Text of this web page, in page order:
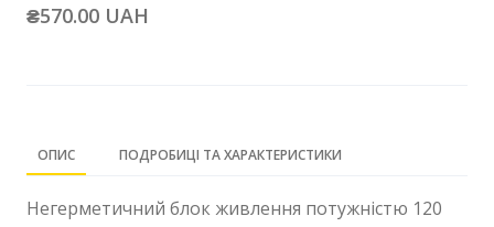
₴570.00 UAH
ОПИС ПОДРОБИЦІ ТА ХАРАКТЕРИСТИКИ
Негерметичний блок живлення потужністю 120